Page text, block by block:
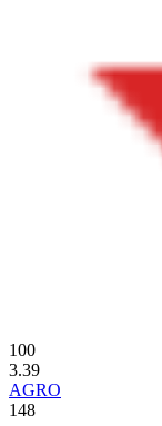
100
3.39
AGRO
148